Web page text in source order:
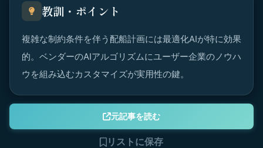
教訓・ポイント
複雑な制約条件を伴う配船計画には最適化AIが特に効果
的。ベンダーのAIアルゴリズムにユーザー企業のノウハ
ウを組み込むカスタマイズが実用性の鍵。
元記事を読む
リストに保存